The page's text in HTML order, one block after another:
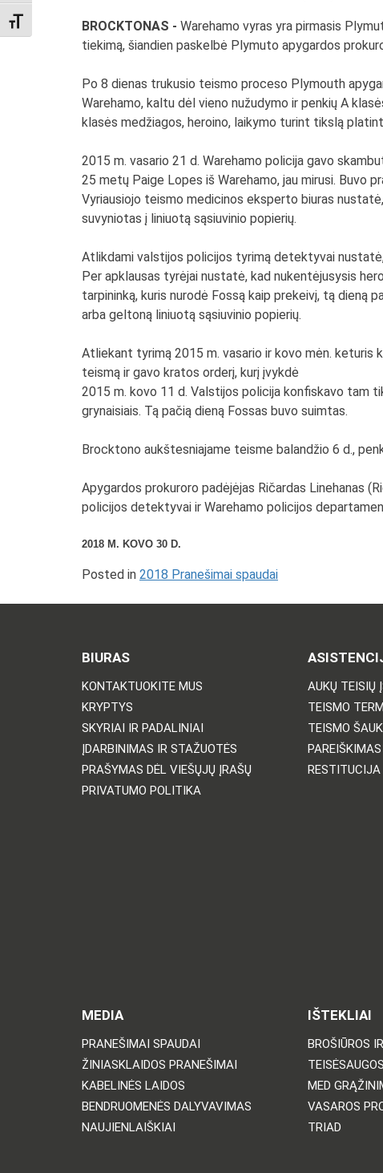
TOGGLE FONT SIZEBROCKTONAS - Warehamo vyras yra pirmasis
tiekimą, šiandien paskelbė Plymuto apygardos
Po 8 dienas trukusio teismo proceso Plymouth
Warehamo, kaltu dėl vieno nužudymo ir penkių A
klasės medžiagos, heroino, laikymo turint tikslą
2015 m. vasario 21 d. Warehamo policija gavo
25 metų Paige Lopes iš Warehamo, jau mirusi. Buvo
Vyriausiojo teismo medicinos eksperto biuras
suvyniotas į liniuotą sąsiuvinio popierių.
Atlikdami valstijos policijos tyrimą detektyvai
Per apklausas tyrėjai nustatė, kad nukentėjusysis
tarpininką, kuris nurodė Fossą kaip prekeivį, tą dieną
arba geltoną liniuotą sąsiuvinio popierių.
Atliekant tyrimą 2015 m. vasario ir kovo mėn. keturis
teismą ir gavo kratos orderį, kurį įvykdė
2015 m. kovo 11 d. Valstijos policija konfiskavo tam
grynaisiais. Tą pačią dieną Fossas buvo suimtas.
Brocktono aukštesniajame teisme balandžio 6 d.,
Apygardos prokuroro padėjėjas Ričardas Linehanas
policijos detektyvai ir Warehamo policijos
2018 M. KOVO 30 D.
Posted in 2018 Pranešimai spaudai
BIURAS
KONTAKTUOKITE MUS
KRYPTYS
SKYRIAI IR PADALINIAI
ĮDARBINIMAS IR STAŽUOTĖS
PRAŠYMAS DĖL VIEŠŲJŲ ĮRAŠŲ
PRIVATUMO POLITIKA
AUKŲ TEISIŲ
TEISMO
TEISMO
RESTITUCIJA
MEDIA
PRANEŠIMAI SPAUDAI
ŽINIASKLAIDOS PRANEŠIMAI
KABELINĖS LAIDOS
BENDRUOMENĖS DALYVAVIMAS
NAUJIENLAIŠKIAI
IŠTEKLIAI
BROŠIŪROS
MED
VASAROS
TRIAD